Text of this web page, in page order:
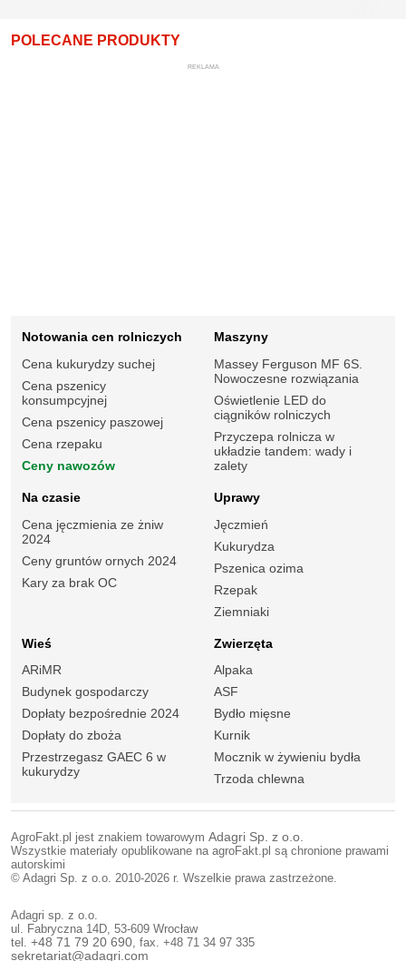
POLECANE PRODUKTY
REKLAMA
Notowania cen rolniczych
Cena kukurydzy suchej
Cena pszenicy
konsumpcyjnej
Cena pszenicy paszowej
Cena rzepaku
Ceny nawozów
Maszyny
Massey Ferguson MF 6S.
Nowoczesne rozwiązania
Oświetlenie LED do
ciągników rolniczych
Przyczepa rolnicza w
układzie tandem: wady i
zalety
Na czasie
Cena jęczmienia ze żniw
2024
Ceny gruntów ornych 2024
Kary za brak OC
Uprawy
Jęczmień
Kukurydza
Pszenica ozima
Rzepak
Ziemniaki
Wieś
ARiMR
Budynek gospodarczy
Dopłaty bezpośrednie 2024
Dopłaty do zboża
Przestrzegasz GAEC 6 w
kukurydzy
Zwierzęta
Alpaka
ASF
Bydło mięsne
Kurnik
Mocznik w żywieniu bydła
Trzoda chlewna
AgroFakt.pl jest znakiem towarowym Adagri Sp. z o.o.
Wszystkie materiały opublikowane na agroFakt.pl są chronione prawami
autorskimi
© Adagri Sp. z o.o. 2010-2026 r. Wszelkie prawa zastrzeżone.
Adagri sp. z o.o.
ul. Fabryczna 14D, 53-609 Wrocław
tel. +48 71 79 20 690 , fax. +48 71 34 97 335
sekretariat@adagri.com